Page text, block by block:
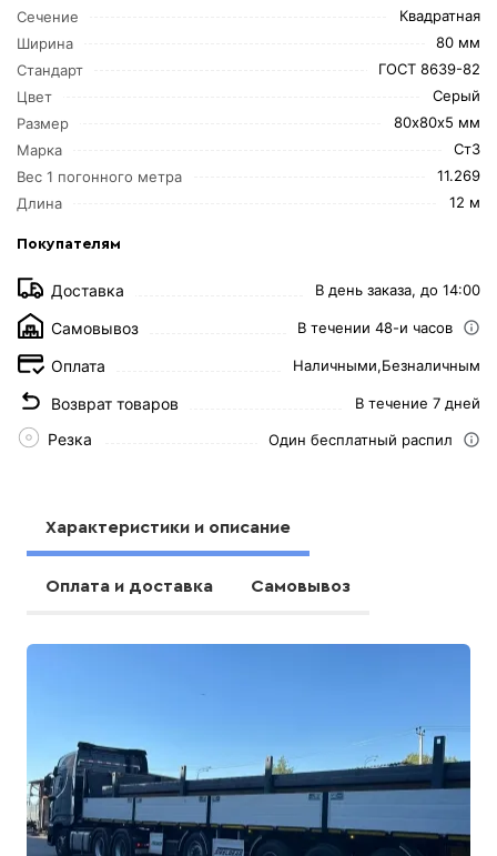
Сечение
Квадратная
Ширина
80 мм
Стандарт
ГОСТ 8639-82
Цвет
Серый
Размер
80х80х5 мм
Марка
Ст3
Вес 1 погонного метра
11.269
Длина
12 м
Покупателям
Доставка В день заказа, до 14:00
Самовывоз В течении 48-и часов
Оплата Наличными,Безналичным
Возврат товаров В течение 7 дней
Резка Один бесплатный распил
Характеристики и описание
Оплата и доставка Самовывоз